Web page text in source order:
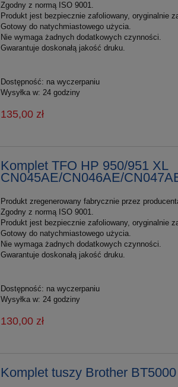
Zgodny z normą ISO 9001.
Produkt jest bezpiecznie zafoliowany, oryginalnie
Gotowy do natychmiastowego użycia.
Nie wymaga żadnych dodatkowych czynności.
Gwarantuje doskonałą jakość druku.
Dostępność: na wyczerpaniu
Wysyłka w: 24 godziny
135,00 zł
Komplet TFO HP 950/951 XL
CN045AE/CN046AE/
Produkt zregenerowany fabrycznie przez
Zgodny z normą ISO 9001.
Produkt jest bezpiecznie zafoliowany, oryginalnie
Gotowy do natychmiastowego użycia.
Nie wymaga żadnych dodatkowych czynności.
Gwarantuje doskonałą jakość druku.
Dostępność: na wyczerpaniu
Wysyłka w: 24 godziny
130,00 zł
Komplet tuszy Brother